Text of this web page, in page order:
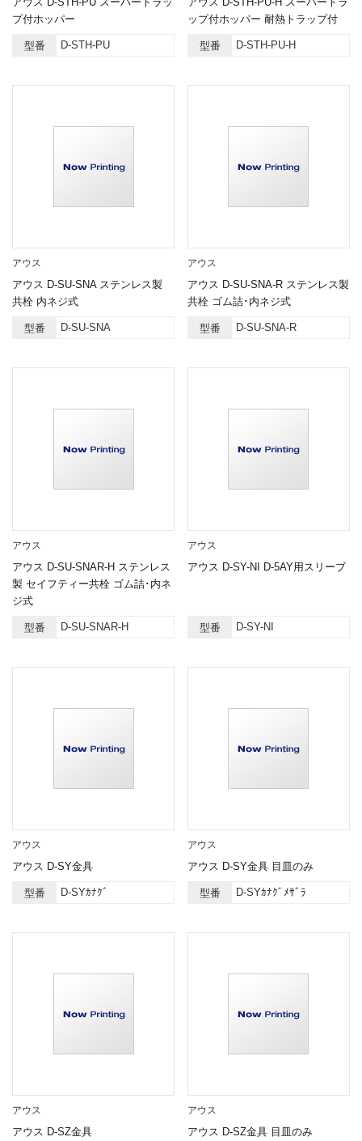
プ付ホッパー
型番 D-STH-PU
ップ付ホッパー 耐熱トラップ付
型番 D-STH-PU-H
アウス
アウス D-SU-SNA ステンレス製
共栓 内ネジ式
型番 D-SU-SNA
アウス
アウス D-SU-SNA-R ステンレス製
共栓 ゴム詰･内ネジ式
型番 D-SU-SNA-R
アウス
アウス D-SU-SNAR-H ステンレス
製 セイフティー共栓 ゴム詰･内ネ
ジ式
型番 D-SU-SNAR-H
アウス
アウス D-SY-NI D-5AY用スリーブ
型番 D-SY-NI
アウス
アウス D-SY金具
型番 D-SYｶﾅｸﾞ
アウス
アウス D-SY金具 目皿のみ
型番 D-SYｶﾅｸﾞﾒｻﾞﾗ
アウス
アウス D-SZ金具
アウス
アウス D-SZ金具 目皿のみ